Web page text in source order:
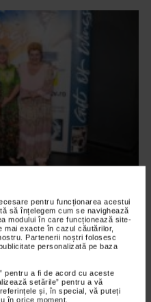
pentru funcționarea acestui
să înțelegem cum se navighează
modului în care funcționează site-
mai exacte în cazul căutărilor,
Partenerii noștri folosesc
personalizată pe baza
pentru a fi de acord cu aceste
setările” pentru a vă
și, în special, vă puteți
în orice moment.
ARIPILOR